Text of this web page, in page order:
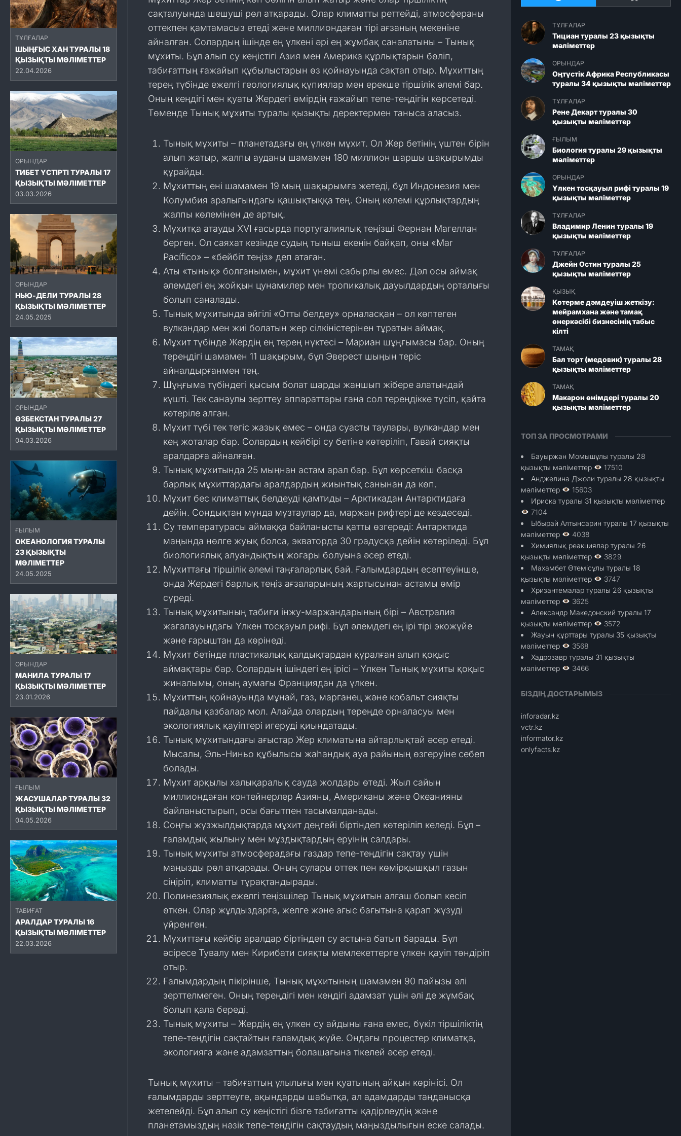
ТҰЛҒАЛАР
ШЫҢҒЫС ХАН ТУРАЛЫ 18
ҚЫЗЫҚТЫ МӘЛІМЕТТЕР
22.04.2026
ОРЫНДАР
ТИБЕТ ҮСТІРТІ ТУРАЛЫ 17
ҚЫЗЫҚТЫ МӘЛІМЕТТЕР
03.03.2026
ОРЫНДАР
НЬЮ-ДЕЛИ ТУРАЛЫ 28
ҚЫЗЫҚТЫ МӘЛІМЕТТЕР
24.05.2025
ОРЫНДАР
ӨЗБЕКСТАН ТУРАЛЫ 27
ҚЫЗЫҚТЫ МӘЛІМЕТТЕР
04.03.2026
ҒЫЛЫМ
ОКЕАНОЛОГИЯ ТУРАЛЫ
23 ҚЫЗЫҚТЫ
МӘЛІМЕТТЕР
24.05.2025
ОРЫНДАР
МАНИЛА ТУРАЛЫ 17
ҚЫЗЫҚТЫ МӘЛІМЕТТЕР
23.01.2026
ҒЫЛЫМ
ЖАСУШАЛАР ТУРАЛЫ 32
ҚЫЗЫҚТЫ МӘЛІМЕТТЕР
04.05.2026
ТАБИҒАТ
АРАЛДАР ТУРАЛЫ 16
ҚЫЗЫҚТЫ МӘЛІМЕТТЕР
22.03.2026
сақталуында шешуші рөл атқарады. Олар климатты реттейді, атмосфераны
оттекпен қамтамасыз етеді және миллиондаған тірі ағзаның мекеніне
айналған. Солардың ішінде ең үлкені әрі ең жұмбақ саналатыны – Тынық
мұхиты. Бұл алып су кеңістігі Азия мен Америка құрлықтарын бөліп,
табиғаттың ғажайып құбылыстарын өз қойнауында сақтап отыр. Мұхиттың
терең түбінде ежелгі геологиялық құпиялар мен ерекше тіршілік әлемі бар.
Оның кеңдігі мен қуаты Жердегі өмірдің ғажайып тепе-теңдігін көрсетеді.
Төменде Тынық мұхиты туралы қызықты деректермен таныса аласыз.
Тынық мұхиты – планетадағы ең үлкен мұхит. Ол Жер бетінің үштен бірін
алып жатыр, жалпы ауданы шамамен 180 миллион шаршы шақырымды
құрайды.
Мұхиттың ені шамамен 19 мың шақырымға жетеді, бұл Индонезия мен
Колумбия аралығындағы қашықтыққа тең. Оның көлемі құрлықтардың
жалпы көлемінен де артық.
Мұхитқа атауды XVI ғасырда португалиялық теңізші Фернан Магеллан
берген. Ол саяхат кезінде судың тыныш екенін байқап, оны «Mar
Pacífico» – «бейбіт теңіз» деп атаған.
Аты «тынық» болғанымен, мұхит үнемі сабырлы емес. Дәл осы аймақ
әлемдегі ең жойқын цунамилер мен тропикалық дауылдардың орталығы
болып саналады.
Тынық мұхитында әйгілі «Отты белдеу» орналасқан – ол көптеген
вулкандар мен жиі болатын жер сілкіністерінен тұратын аймақ.
Мұхит түбінде Жердің ең терең нүктесі – Мариан шұңғымасы бар. Оның
тереңдігі шамамен 11 шақырым, бұл Эверест шыңын теріс
айналдырғанмен тең.
Шұңғыма түбіндегі қысым болат шарды жаншып жібере алатындай
күшті. Тек санаулы зерттеу аппараттары ғана сол тереңдікке түсіп, қайта
көтеріле алған.
Мұхит түбі тек тегіс жазық емес – онда суасты таулары, вулкандар мен
кең жоталар бар. Солардың кейбірі су бетіне көтеріліп, Гавай сияқты
аралдарға айналған.
Тынық мұхитында 25 мыңнан астам арал бар. Бұл көрсеткіш басқа
барлық мұхиттардағы аралдардың жиынтық санынан да көп.
Мұхит бес климаттық белдеуді қамтиды – Арктикадан Антарктидаға
дейін. Сондықтан мұнда мұзтаулар да, маржан рифтері де кездеседі.
Су температурасы аймаққа байланысты қатты өзгереді: Антарктида
маңында нөлге жуық болса, экваторда 30 градусқа дейін көтеріледі. Бұл
биологиялық алуандықтың жоғары болуына әсер етеді.
Мұхиттағы тіршілік әлемі таңғаларлық бай. Ғалымдардың есептеуінше,
онда Жердегі барлық теңіз ағзаларының жартысынан астамы өмір
сүреді.
Тынық мұхитының табиғи інжу-маржандарының бірі – Австралия
жағалауындағы Үлкен тосқауыл рифі. Бұл әлемдегі ең ірі тірі экожүйе
және ғарыштан да көрінеді.
Мұхит бетінде пластикалық қалдықтардан құралған алып қоқыс
аймақтары бар. Солардың ішіндегі ең ірісі – Үлкен Тынық мұхиты қоқыс
жиналымы, оның аумағы Франциядан да үлкен.
Мұхиттың қойнауында мұнай, газ, марганец және кобальт сияқты
пайдалы қазбалар мол. Алайда олардың тереңде орналасуы мен
экологиялық қауіптері игеруді қиындатады.
Тынық мұхитындағы ағыстар Жер климатына айтарлықтай әсер етеді.
Мысалы, Эль-Ниньо құбылысы жаһандық ауа райының өзгеруіне себеп
болады.
Мұхит арқылы халықаралық сауда жолдары өтеді. Жыл сайын
миллиондаған контейнерлер Азияны, Американы және Океанияны
байланыстырып, осы бағытпен тасымалданады.
Соңғы жүзжылдықтарда мұхит деңгейі біртіндеп көтеріліп келеді. Бұл –
ғаламдық жылыну мен мұздықтардың еруінің салдары.
Тынық мұхиты атмосферадағы газдар тепе-теңдігін сақтау үшін
маңызды рөл атқарады. Оның сулары оттек пен көмірқышқыл газын
сіңіріп, климатты тұрақтандырады.
Полинезиялық ежелгі теңізшілер Тынық мұхитын алғаш болып кесіп
өткен. Олар жұлдыздарға, желге және ағыс бағытына қарап жүзуді
үйренген.
Мұхиттағы кейбір аралдар біртіндеп су астына батып барады. Бұл
әсіресе Тувалу мен Кирибати сияқты мемлекеттерге үлкен қауіп төндіріп
отыр.
Ғалымдардың пікірінше, Тынық мұхитының шамамен 90 пайызы әлі
зерттелмеген. Оның тереңдігі мен кеңдігі адамзат үшін әлі де жұмбақ
болып қала береді.
Тынық мұхиты – Жердің ең үлкен су айдыны ғана емес, бүкіл тіршіліктің
тепе-теңдігін сақтайтын ғаламдық жүйе. Ондағы процестер климатқа,
экологияға және адамзаттың болашағына тікелей әсер етеді.
Тынық мұхиты – табиғаттың ұлылығы мен қуатының айқын көрінісі. Ол
ғалымдарды зерттеуге, ақындарды шабытқа, ал адамдарды таңданысқа
жетелейді. Бұл алып су кеңістігі бізге табиғатты қадірлеудің және
планетамыздың нәзік тепе-теңдігін сақтаудың маңыздылығын еске салады.
ТҰЛҒАЛАР
Тициан туралы 23 қызықты
мәліметтер
ОРЫНДАР
Оңтүстік Африка Республикасы
туралы 34 қызықты мәліметтер
ТҰЛҒАЛАР
Рене Декарт туралы 30
қызықты мәліметтер
ҒЫЛЫМ
Биология туралы 29 қызықты
мәліметтер
ОРЫНДАР
Үлкен тосқауыл рифі туралы 19
қызықты мәліметтер
ТҰЛҒАЛАР
Владимир Ленин туралы 19
қызықты мәліметтер
ТҰЛҒАЛАР
Джейн Остин туралы 25
қызықты мәліметтер
ҚЫЗЫҚ
Көтерме дәмдеуіш жеткізу:
мейрамхана және тамақ
өнеркәсібі бизнесінің табыс
кілті
ТАМАҚ
Бал торт (медовик) туралы 28
қызықты мәліметтер
ТАМАҚ
Макарон өнімдері туралы 20
қызықты мәліметтер
ТОП ЗА ПРОСМОТРАМИ
Бауыржан Момышұлы туралы 28
қызықты мәліметтер
17510
Анджелина Джоли туралы 28 қызықты
мәліметтер
15603
Ириска туралы 31 қызықты мәліметтер
7104
Ыбырай Алтынсарин туралы 17 қызықты
мәліметтер
4038
Химиялық реакциялар туралы 26
қызықты мәліметтер
3829
Махамбет Өтемісұлы туралы 18
қызықты мәліметтер
3747
Хризантемалар туралы 26 қызықты
мәліметтер
3625
Александр Македонский туралы 17
қызықты мәліметтер
3572
Жауын құрттары туралы 35 қызықты
мәліметтер
3568
Хадрозавр туралы 31 қызықты
мәліметтер
3466
БІЗДІҢ ДОСТАРЫМЫЗ
inforadar.kz
vctr.kz
informator.kz
onlyfacts.kz